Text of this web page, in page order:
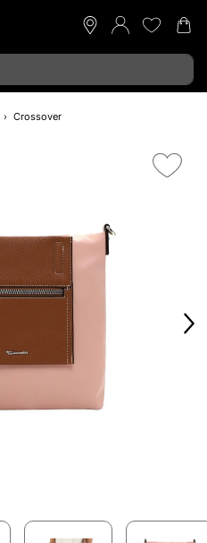
Crossover